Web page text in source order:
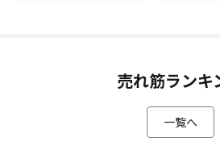
売れ筋ランキ
一覧へ